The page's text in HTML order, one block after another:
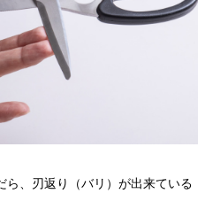
ら、刃返り（バリ）が出来ている